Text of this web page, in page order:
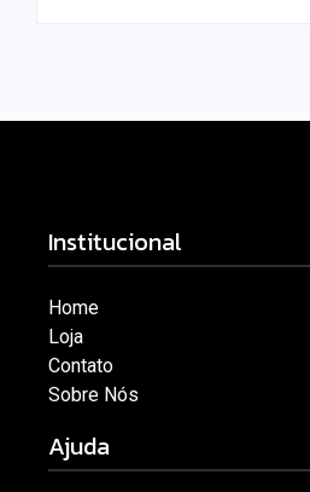
Institucional
Home
Loja
Contato
Sobre Nós
Ajuda